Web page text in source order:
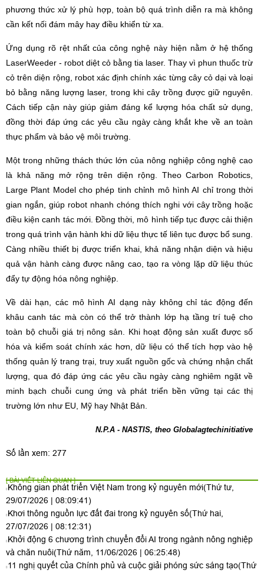
phương thức xử lý phù hợp, toàn bộ quá trình diễn ra mà không
cần kết nối đám mây hay điều khiển từ xa.
Ứng dụng rõ rệt nhất của công nghệ này hiện nằm ở hệ thống
LaserWeeder - robot diệt cỏ bằng tia laser. Thay vì phun thuốc trừ
cỏ trên diện rộng, robot xác định chính xác từng cây cỏ dại và loại
bỏ bằng năng lượng laser, trong khi cây trồng được giữ nguyên.
Cách tiếp cận này giúp giảm đáng kể lượng hóa chất sử dụng,
đồng thời đáp ứng các yêu cầu ngày càng khắt khe về an toàn
thực phẩm và bảo vệ môi trường.
Một trong những thách thức lớn của nông nghiệp công nghệ cao
là khả năng mở rộng trên diện rộng. Theo Carbon Robotics,
Large Plant Model cho phép tinh chỉnh mô hình AI chỉ trong thời
gian ngắn, giúp robot nhanh chóng thích nghi với cây trồng hoặc
điều kiện canh tác mới. Đồng thời, mô hình tiếp tục được cải thiện
trong quá trình vận hành khi dữ liệu thực tế liên tục được bổ sung.
Càng nhiều thiết bị được triển khai, khả năng nhận diện và hiệu
quả vận hành càng được nâng cao, tạo ra vòng lặp dữ liệu thúc
đẩy tự động hóa nông nghiệp.
Về dài hạn, các mô hình AI dạng này không chỉ tác động đến
khâu canh tác mà còn có thể trở thành lớp hạ tầng trí tuệ cho
toàn bộ chuỗi giá trị nông sản. Khi hoạt động sản xuất được số
hóa và kiểm soát chính xác hơn, dữ liệu có thể tích hợp vào hệ
thống quản lý trang trại, truy xuất nguồn gốc và chứng nhận chất
lượng, qua đó đáp ứng các yêu cầu ngày càng nghiêm ngặt về
minh bạch chuỗi cung ứng và phát triển bền vững tại các thị
trường lớn như EU, Mỹ hay Nhật Bản.
N.P.A - NASTIS, theo Globalagtechinitiative
Số lần xem: 277
[ BÀI VIẾT LIÊN QUAN ]
Không gian phát triển Việt Nam trong kỷ nguyên mới(Thứ tư,
29/07/2026 | 08:09:41)
Khơi thông nguồn lực đất đai trong kỷ nguyên số(Thứ hai,
27/07/2026 | 08:12:31)
Khởi động 6 chương trình chuyển đổi AI trong ngành nông nghiệp
và chăn nuôi(Thứ năm, 11/06/2026 | 06:25:48)
11 nghị quyết của Chính phủ và cuộc giải phóng sức sáng tạo(Thứ